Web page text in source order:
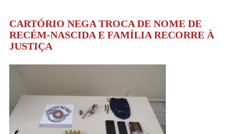
CARTÓRIO NEGA TROCA DE NOME DE
RECÉM-NASCIDA E FAMÍLIA RECORRE À
JUSTIÇA